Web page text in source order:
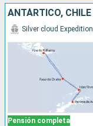
ANTÁRTICO, CHILE
Pensión completa
Silver cloud Expedition